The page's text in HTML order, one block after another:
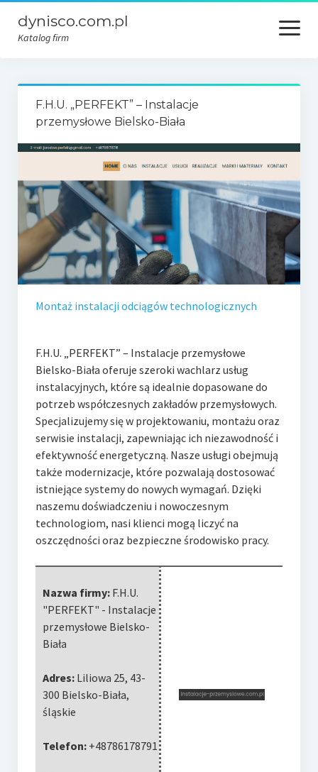
dynisco.com.pl
Katalog firm
open
menu
F.H.U. „PERFEKT” – Instalacje
przemysłowe Bielsko-Biała
Montaż instalacji odciągów technologicznych
F.H.U. „PERFEKT” – Instalacje przemysłowe
Bielsko-Biała oferuje szeroki wachlarz usług
instalacyjnych, które są idealnie dopasowane do
potrzeb współczesnych zakładów przemysłowych.
Specjalizujemy się w projektowaniu, montażu oraz
serwisie instalacji, zapewniając ich niezawodność i
efektywność energetyczną. Nasze usługi obejmują
także modernizacje, które pozwalają dostosować
istniejące systemy do nowych wymagań. Dzięki
naszemu doświadczeniu i nowoczesnym
technologiom, nasi klienci mogą liczyć na
oszczędności oraz bezpieczne środowisko pracy.
Nazwa firmy: F.H.U.
"PERFEKT" - Instalacje
przemysłowe Bielsko-
Biała
Adres: Liliowa 25, 43-
300 Bielsko-Biała,
śląskie
Telefon: +48786178791